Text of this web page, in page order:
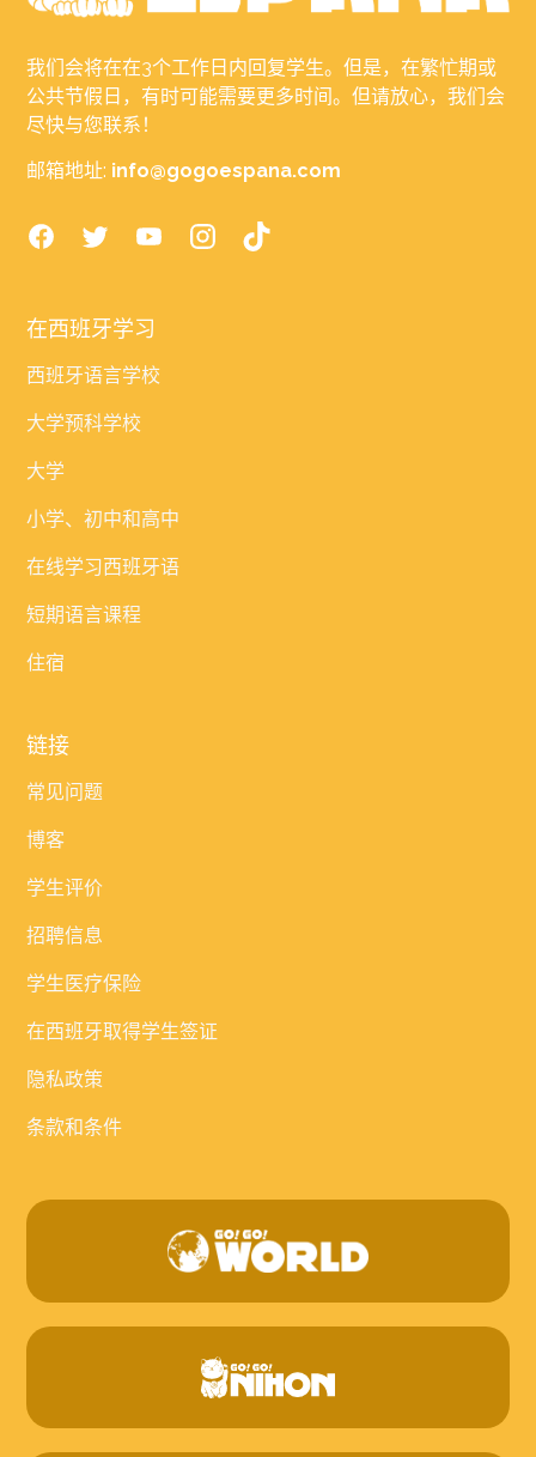
我们会将在在3个工作日内回复学生。但是，在繁忙期或
公共节假日，有时可能需要更多时间。但请放心，我们会
尽快与您联系！
邮箱地址: info@gogoespana.com
在西班牙学习
西班牙语言学校
大学预科学校
大学
小学、初中和高中
在线学习西班牙语
短期语言课程
住宿
链接
常见问题
博客
学生评价
招聘信息
学生医疗保险
在西班牙取得学生签证
隐私政策
条款和条件